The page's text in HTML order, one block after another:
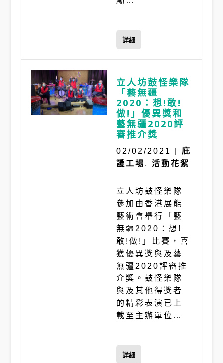
詳細
立人坊鼓怪樂隊
「藝無疆
2020：想!敢!
做!」優異獎和
藝無疆2020評
審推介獎
02/02/2021
庇
護工場 , 活動花絮
立人坊鼓怪樂隊
參加由香港展能
藝術會舉行「藝
無疆2020：想!
敢!做!」比賽，喜
獲優異獎與及藝
無疆2020評審推
介獎。鼓怪樂隊
與及其他得獎者
的精彩表演已上
載至主辦單位…
詳細